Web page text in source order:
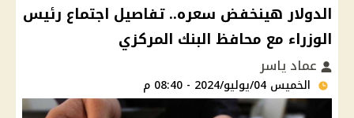
الدولار هينخفض سعره.. تفاصيل اجتماع رئيس
الوزراء مع محافظ البنك المركزي
عماد ياسر
الخميس 04/يوليو/2024 - 08:40 م